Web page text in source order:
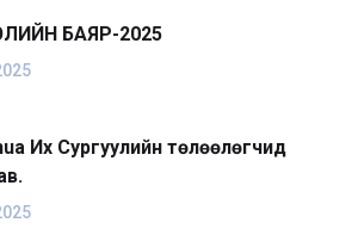
БАЯР-2025
Их Сургуулийн төлөөлөгчид